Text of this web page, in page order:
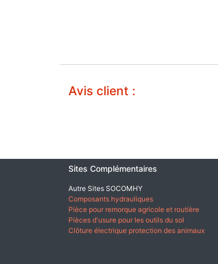
Avis client :
Sites Complémentaires
Autre Sites SOCOMHY
Composants hydrauliques
Pièce pour remorque agricole et routière
Pièces d'usure pour les outils du sol
Clôture électrique protection des animaux